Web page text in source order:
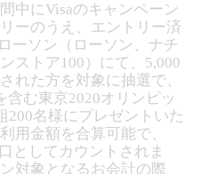
中にVisaのキャンペーン
ーのうえ、エントリー済
ーソン（ローソン、ナチ
ストア100）にて、5,000
れた方を対象に抽選で、
む東京2020オリンピッ
200名様にプレゼントいた
用金額を合算可能で、
としてカウントされま
対象となるお会計の際